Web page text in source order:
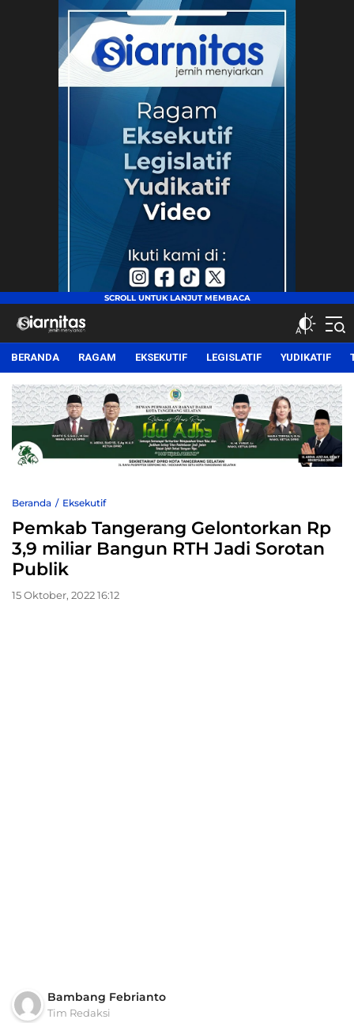
siarnitas
Jernih Menyiarkan
BERANDA RAGAM EKSEKUTIF LEGISLATIF YUDIKATIF
Beranda Eksekutif
Pemkab Tangerang Gelontorkan Rp
3,9 miliar Bangun RTH Jadi Sorotan
Publik
15 Oktober, 2022 16:12
Bambang Febrianto
Tim Redaksi